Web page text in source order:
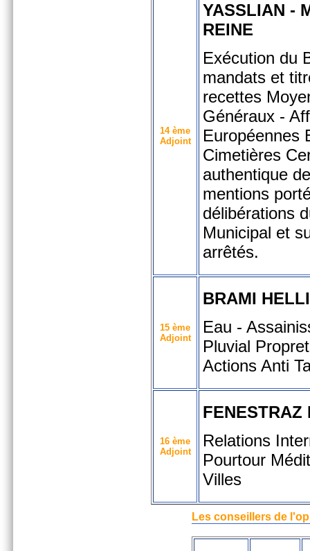
14 ème
Adjoint
YASSLIAN -
REINE
Exécution du
mandats et
recettes
Généraux -
Européennes
Cimetières
authentique
mentions
délibérations
Municipal et
arrêtés.
15 ème
Adjoint
BRAMI
Eau -
Pluvial
Actions Anti
16 ème
Adjoint
FENESTRAZ
Relations
Pourtour
Villes
Les conseillers de